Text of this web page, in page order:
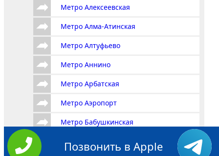
Метро Алексеевская
Метро Алма-Атинская
Метро Алтуфьево
Метро Аннино
Метро Арбатская
Метро Аэропорт
Метро Бабушкинская
Метро Багратионовская
Позвонить в Apple